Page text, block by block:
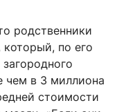
родственники
по его
чем в 3 миллиона
стоимости